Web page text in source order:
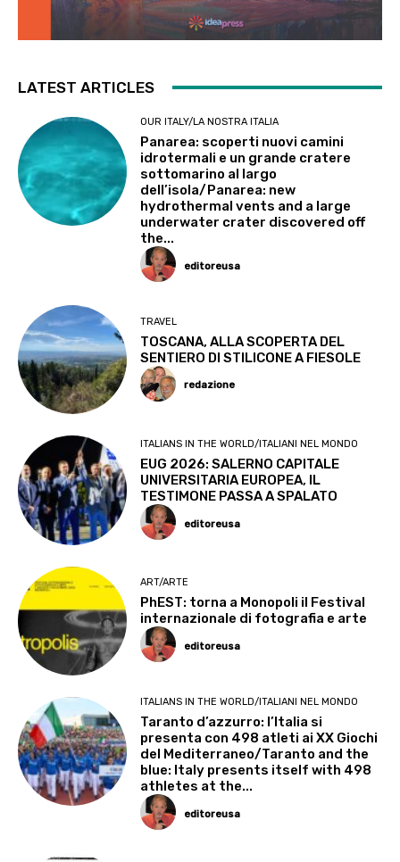
LATEST ARTICLES
OUR ITALY/LA NOSTRA ITALIA
Panarea: scoperti nuovi camini
idrotermali e un grande cratere
sottomarino al largo
dell’isola/Panarea: new
hydrothermal vents and a large
underwater crater discovered off
the...
editoreusa
TRAVEL
TOSCANA, ALLA SCOPERTA DEL
SENTIERO DI STILICONE A FIESOLE
redazione
ITALIANS IN THE WORLD/ITALIANI NEL MONDO
EUG 2026: SALERNO CAPITALE
UNIVERSITARIA EUROPEA, IL
TESTIMONE PASSA A SPALATO
editoreusa
ART/ARTE
PhEST: torna a Monopoli il Festival
internazionale di fotografia e arte
editoreusa
ITALIANS IN THE WORLD/ITALIANI NEL MONDO
Taranto d’azzurro: l’Italia si
presenta con 498 atleti ai XX Giochi
del Mediterraneo/Taranto and the
blue: Italy presents itself with 498
athletes at the...
editoreusa